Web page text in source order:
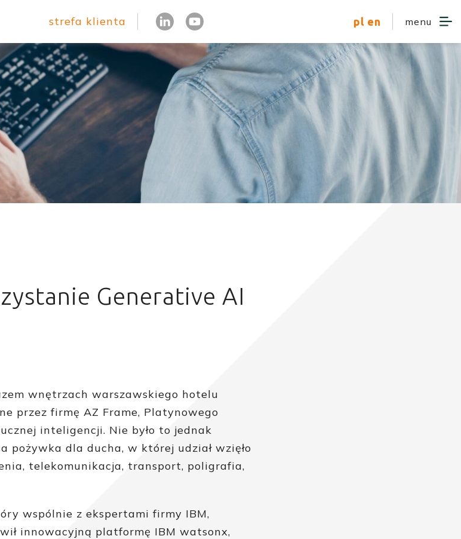
strefa klienta pl en menu
Generative AI
wnętrzach warszawskiego hotelu
przez firmę AZ Frame, Platynowego
inteligencji. Nie było to jednak
pożywka dla ducha, w której udział wzięło
telekomunikacja, transport, poligrafia,
wspólnie z ekspertami firmy IBM,
innowacyjną platformę IBM watsonx,